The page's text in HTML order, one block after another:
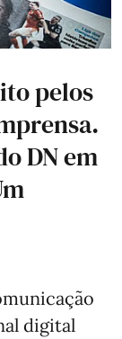
pelos
DN em
digital